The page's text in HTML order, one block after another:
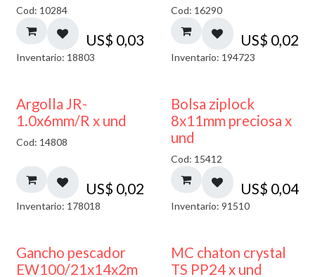
Cod: 10284
US$ 0,03
Inventario: 18803
Cod: 16290
US$ 0,02
Inventario: 194723
Argolla JR-
1.0x6mm/R x und
Cod: 14808
US$ 0,02
Inventario: 178018
¡NUEVO!
Bolsa ziplock
8x11mm preciosa x
und
Cod: 15412
US$ 0,04
Inventario: 91510
Gancho pescador
EW100/21x14x2m
MC chaton crystal
TS PP24 x und